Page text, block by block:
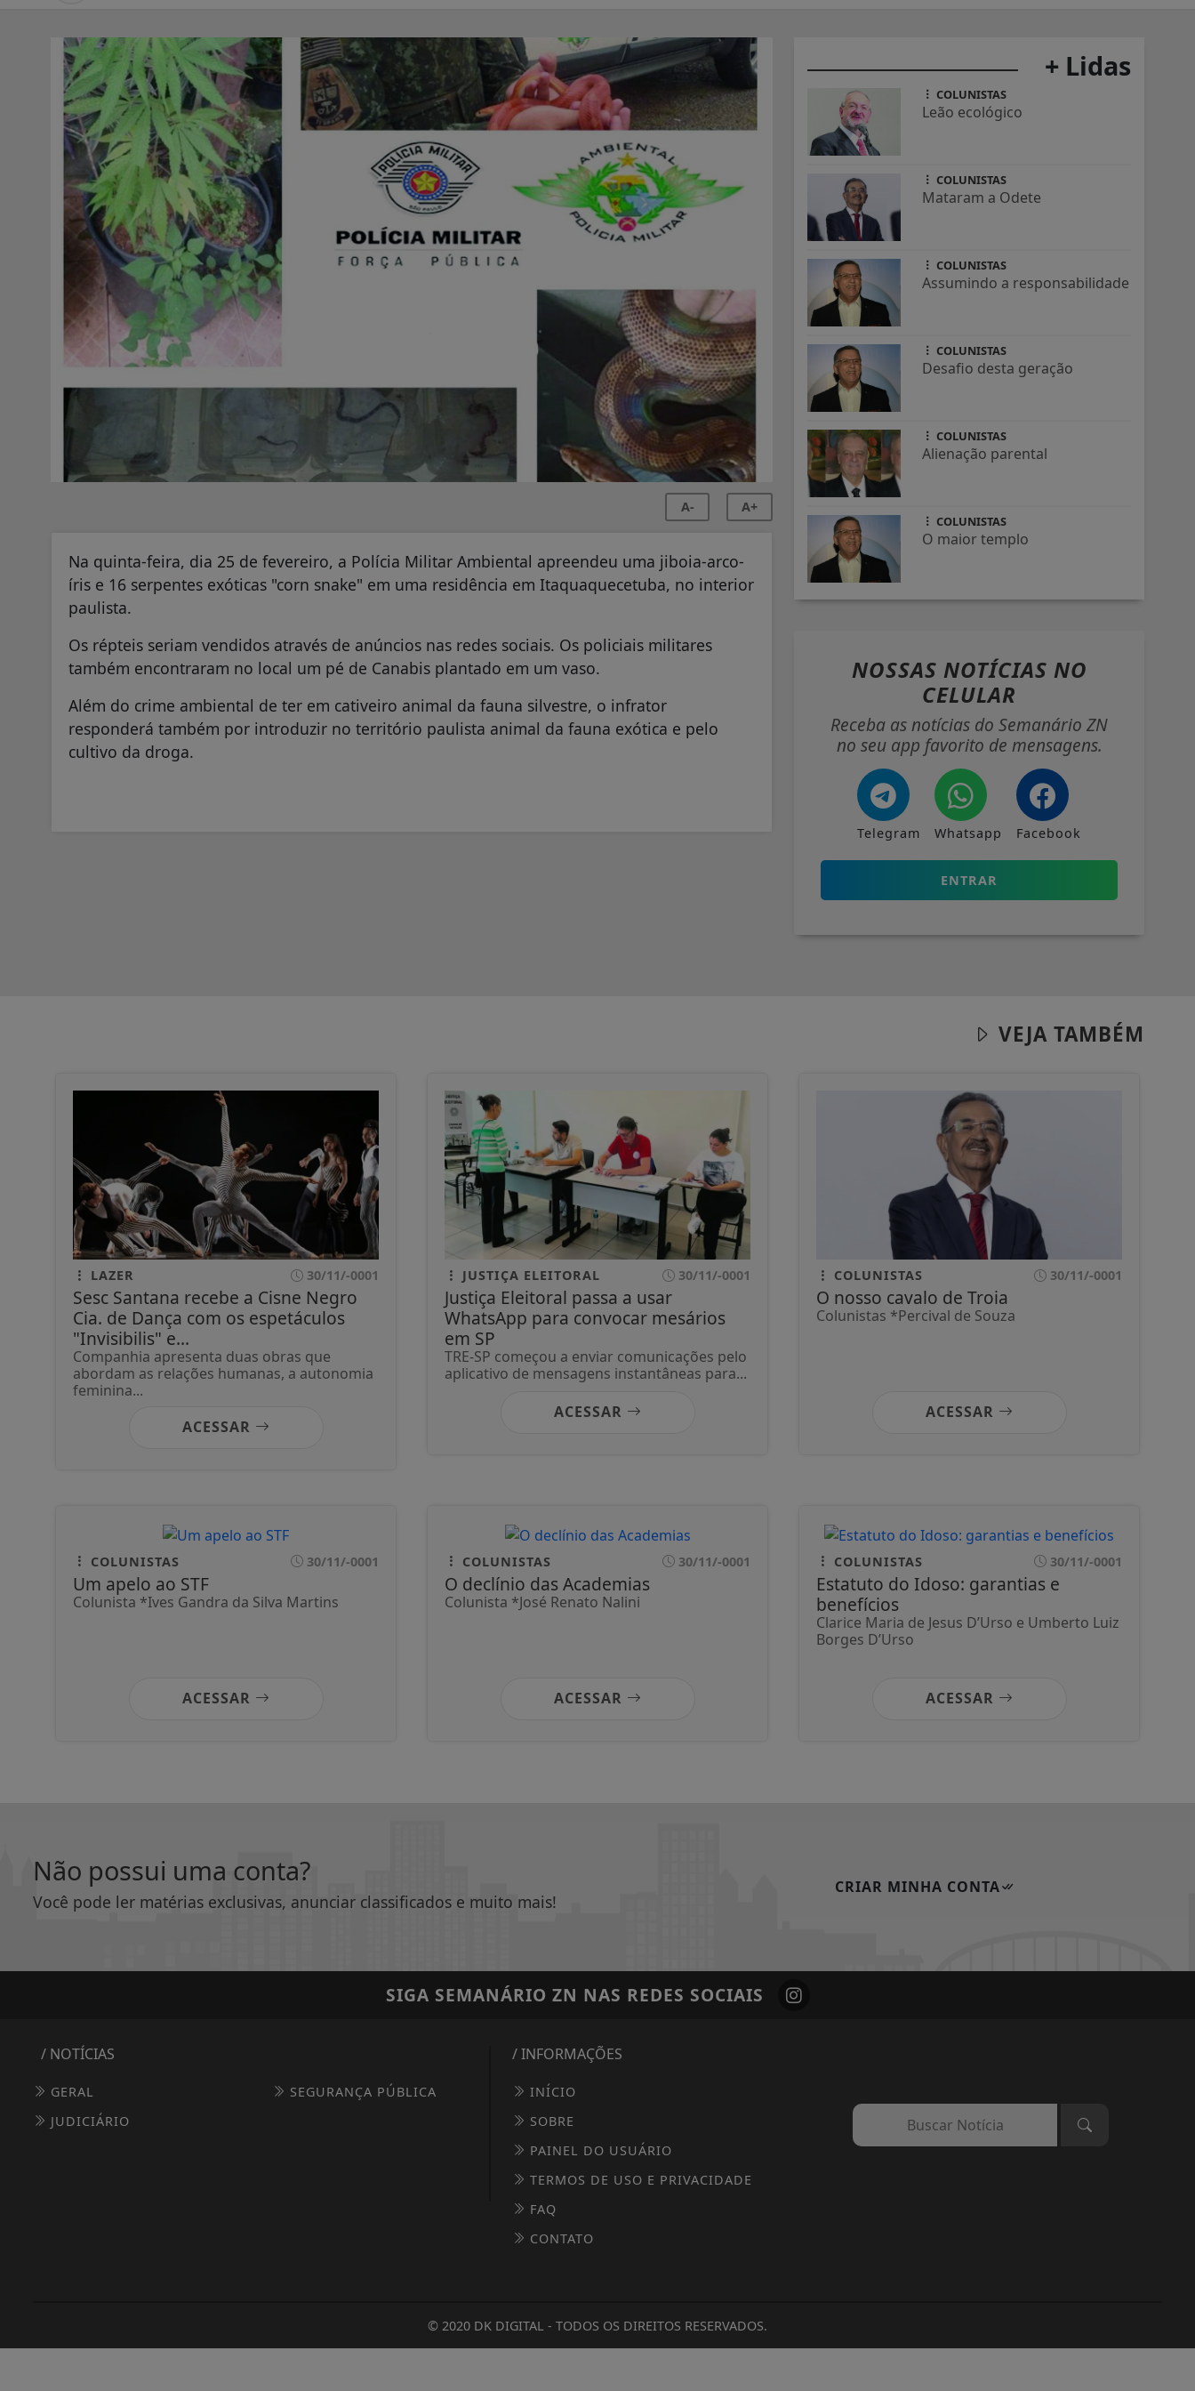
A- A+
Na quinta-feira, dia 25 de fevereiro, a Polícia Militar Ambiental apreendeu uma jiboia-arco-
íris e 16 serpentes exóticas "corn snake" em uma residência em Itaquaquecetuba, no interior
paulista.
Os répteis seriam vendidos através de anúncios nas redes sociais. Os policiais militares
também encontraram no local um pé de Canabis plantado em um vaso.
Além do crime ambiental de ter em cativeiro animal da fauna silvestre, o infrator
responderá também por introduzir no território paulista animal da fauna exótica e pelo
cultivo da droga.
+ Lidas
COLUNISTAS
Leão ecológico
COLUNISTAS
Mataram a Odete
COLUNISTAS
Assumindo a responsabilidade
COLUNISTAS
Desafio desta geração
COLUNISTAS
Alienação parental
COLUNISTAS
O maior templo
NOSSAS NOTÍCIAS NO
CELULAR
Receba as notícias do Semanário ZN
no seu app favorito de mensagens.
Telegram Whatsapp Facebook
ENTRAR
VEJA TAMBÉM
LAZER 30/11/-0001
Sesc Santana recebe a Cisne Negro
Cia. de Dança com os espetáculos
"Invisibilis" e...
Companhia apresenta duas obras que
abordam as relações humanas, a autonomia
feminina...
ACESSAR
JUSTIÇA ELEITORAL 30/11/-0001
Justiça Eleitoral passa a usar
WhatsApp para convocar mesários
em SP
TRE-SP começou a enviar comunicações pelo
aplicativo de mensagens instantâneas para...
ACESSAR
COLUNISTAS 30/11/-0001
O nosso cavalo de Troia
Colunistas *Percival de Souza
ACESSAR
COLUNISTAS 30/11/-0001
Um apelo ao STF
Colunista *Ives Gandra da Silva Martins
ACESSAR
COLUNISTAS 30/11/-0001
O declínio das Academias
Colunista *José Renato Nalini
ACESSAR
COLUNISTAS 30/11/-0001
Estatuto do Idoso: garantias e
benefícios
Clarice Maria de Jesus D’Urso e Umberto Luiz
Borges D’Urso
ACESSAR
Não possui uma conta?
Você pode ler matérias exclusivas, anunciar classificados e muito mais!
CRIAR MINHA CONTA
SIGA SEMANÁRIO ZN NAS REDES SOCIAIS
/ NOTÍCIAS
GERAL
SEGURANÇA PÚBLICA
JUDICIÁRIO
/ INFORMAÇÕES
INÍCIO
SOBRE
PAINEL DO USUÁRIO
TERMOS DE USO E PRIVACIDADE
FAQ
CONTATO
© 2020 DK DIGITAL - TODOS OS DIREITOS RESERVADOS.